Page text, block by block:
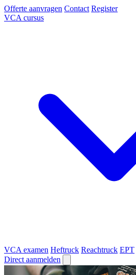
Offerte aanvragen Contact Register
VCA cursus
VCA examen Heftruck Reachtruck EPT
Direct aanmelden